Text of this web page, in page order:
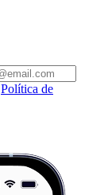
Política de